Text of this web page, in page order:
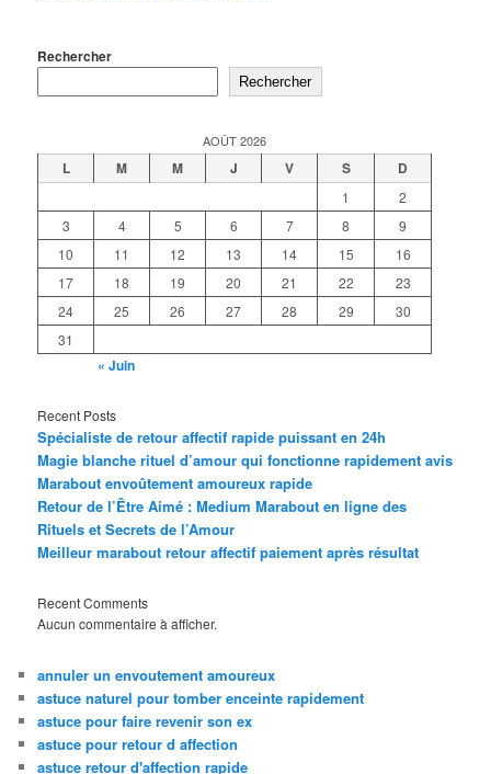
Rechercher
Rechercher
AOÛT 2026
L M M J V S D
1
2
3
4 5 6 7 8
9
10
11 12 13 14 15
16
17
18 19 20 21 22
23
24
25 26 27 28 29
30
31
« Juin
Recent Posts
Spécialiste de retour affectif rapide puissant en 24h
Magie blanche rituel d’amour qui fonctionne rapidement avis
Marabout envoûtement amoureux rapide
Retour de l’Être Aimé : Medium Marabout en ligne des
Rituels et Secrets de l’Amour
Meilleur marabout retour affectif paiement après résultat
Recent Comments
Aucun commentaire à afficher.
annuler un envoutement amoureux
astuce naturel pour tomber enceinte rapidement
astuce pour faire revenir son ex
astuce pour retour d affection
astuce retour d'affection rapide